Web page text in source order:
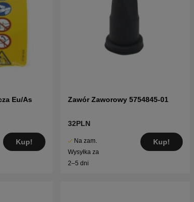
Eu/As
Kup!
Zawór Zaworowy 5754845-01
32PLN
Na zam.
Wysyłka za
2–5 dni
Kup!